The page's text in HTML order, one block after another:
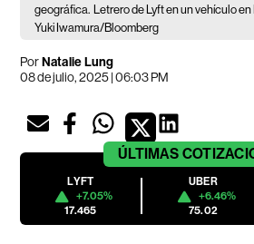
geográfica. Letrero de Lyft en un vehículo
Yuki Iwamura/Bloomberg
PorNatalie Lung
08 de julio, 2025 | 06:03 PM
ÚLTIMAS
LYFT
+7.05%
17.465
UBER
+6.46%
75.02